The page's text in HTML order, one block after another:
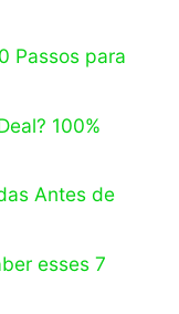
Passos para
100%
Antes de
esses 7